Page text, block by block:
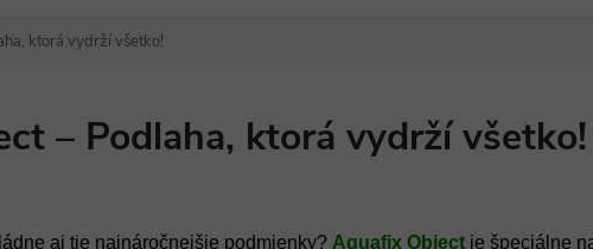
ktorá vydrží všetko!
– Podlaha, ktorá vydrží všetko!
aj tie najnáročnejšie podmienky? Aquafix Object je špeciálne